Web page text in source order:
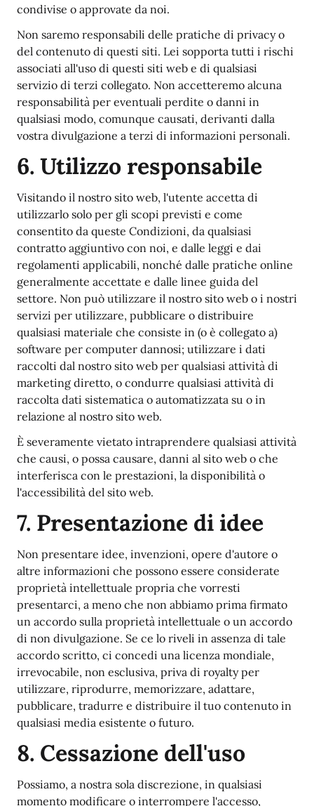
condivise o approvate da noi.
Non saremo responsabili delle pratiche di privacy o
del contenuto di questi siti. Lei sopporta tutti i rischi
associati all'uso di questi siti web e di qualsiasi
servizio di terzi collegato. Non accetteremo alcuna
responsabilità per eventuali perdite o danni in
qualsiasi modo, comunque causati, derivanti dalla
vostra divulgazione a terzi di informazioni personali.
6. Utilizzo responsabile
Visitando il nostro sito web, l'utente accetta di
utilizzarlo solo per gli scopi previsti e come
consentito da queste Condizioni, da qualsiasi
contratto aggiuntivo con noi, e dalle leggi e dai
regolamenti applicabili, nonché dalle pratiche online
generalmente accettate e dalle linee guida del
settore. Non può utilizzare il nostro sito web o i nostri
servizi per utilizzare, pubblicare o distribuire
qualsiasi materiale che consiste in (o è collegato a)
software per computer dannosi; utilizzare i dati
raccolti dal nostro sito web per qualsiasi attività di
marketing diretto, o condurre qualsiasi attività di
raccolta dati sistematica o automatizzata su o in
relazione al nostro sito web.
È severamente vietato intraprendere qualsiasi attività
che causi, o possa causare, danni al sito web o che
interferisca con le prestazioni, la disponibilità o
l'accessibilità del sito web.
7. Presentazione di idee
Non presentare idee, invenzioni, opere d'autore o
altre informazioni che possono essere considerate
proprietà intellettuale propria che vorresti
presentarci, a meno che non abbiamo prima firmato
un accordo sulla proprietà intellettuale o un accordo
di non divulgazione. Se ce lo riveli in assenza di tale
accordo scritto, ci concedi una licenza mondiale,
irrevocabile, non esclusiva, priva di royalty per
utilizzare, riprodurre, memorizzare, adattare,
pubblicare, tradurre e distribuire il tuo contenuto in
qualsiasi media esistente o futuro.
8. Cessazione dell'uso
Possiamo, a nostra sola discrezione, in qualsiasi
momento modificare o interrompere l'accesso,